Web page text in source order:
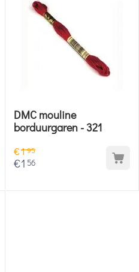
DMC mouline
borduurgaren - 321
€195
€1 56